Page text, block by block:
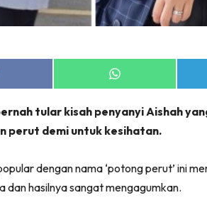
Zon Cantik
Rapi Alert
Info COVID-19
Fit Rapi
Glow Up Rapi
Share
on
tular kisah penyanyi Aishah
perut demi untuk kesihatan.
dengan nama ‘potong perut’ ini
dan hasilnya sangat mengagumkan.